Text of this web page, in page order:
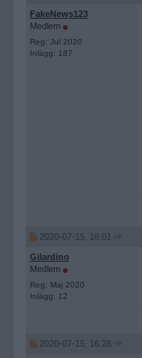
FakeNews123
Medlem
Reg: Jul 2020
Inlägg: 187
2020-07-15, 16:01
Gilardino
Medlem
Reg: Maj 2020
Inlägg: 12
2020-07-15, 16:28